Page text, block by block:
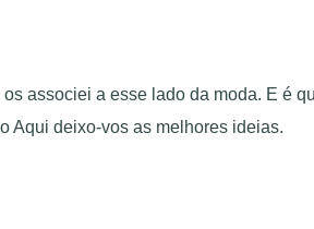
associei a esse lado da moda. E é
Aqui deixo-vos as melhores ideias.